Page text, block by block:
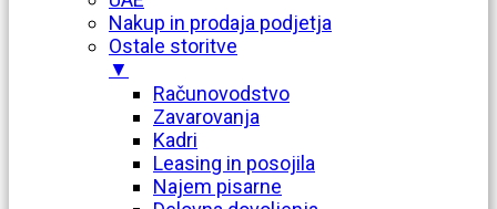
Nakup in prodaja podjetja
Ostale storitve
▼
Računovodstvo
Zavarovanja
Kadri
Leasing in posojila
Najem pisarne